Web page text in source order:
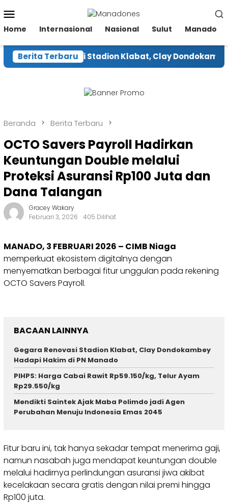
ke
kontenMobile
Home Internasional Nasional Sulut Manado
Berita Terbaru
Renovasi Stadion Klabat, Clay Dondokambey
Beranda Berita Terbaru
OCTO Savers Payroll Hadirkan
Keuntungan Double melalui
Proteksi Asuransi Rp100 Juta dan
Dana Talangan
Gracey Wakary
Februari 3, 2026
405 Dilihat
MANADO, 3 FEBRUARI 2026 – CIMB Niaga
memperkuat ekosistem digitalnya dengan
menyematkan berbagai fitur unggulan pada rekening
OCTO Savers Payroll.
BACAAN LAINNYA
Gegara Renovasi Stadion Klabat, Clay Dondokambey
Hadapi Hakim di PN Manado
PIHPS: Harga Cabai Rawit Rp59.150/kg, Telur Ayam
Rp29.550/kg
Mendikti Saintek Ajak Maba Polimdo jadi Agen
Perubahan Menuju Indonesia Emas 2045
Fitur baru ini, tak hanya sekadar tempat menerima gaji,
namun nasabah juga mendapat keuntungan double
melalui hadirnya perlindungan asuransi jiwa akibat
kecelakaan secara gratis dengan nilai premi hingga
Rp100 juta.